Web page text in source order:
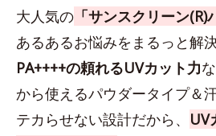
大人気の 「サンスクリーン(R)
あるあるお悩みをまるっと解決
PA++++の頼れるUVカット力
から使えるパウダータイプ＆
テカらせない設計だから、 UV